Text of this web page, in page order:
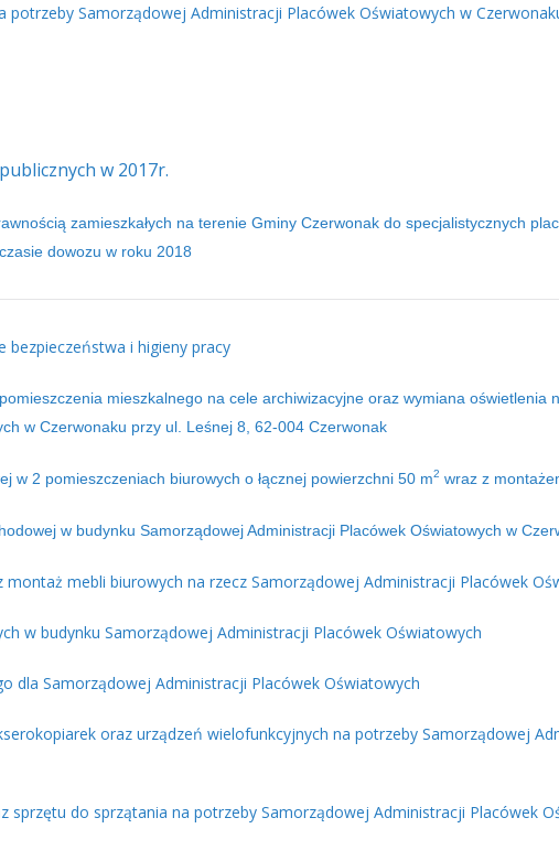
potrzeby Samorządowej Administracji Placówek Oświatowych w
w 2017r.
zamieszkałych na terenie Gminy Czerwonak do specjalistycznych
dowozu w roku 2018
bezpieczeństwa i higieny pracy
mieszkalnego na cele archiwizacyjne oraz wymiana oświetlenia
w Czerwonaku przy ul. Leśnej 8, 62-004 Czerwonak
w 2 pomieszczeniach biurowych o łącznej powierzchni 50 m2 wraz z
w budynku Samorządowej Administracji Placówek Oświatowych w
montaż mebli biurowych na rzecz Samorządowej Administracji Placówek
w budynku Samorządowej Administracji Placówek Oświatowych
dla Samorządowej Administracji Placówek Oświatowych
oraz urządzeń wielofunkcyjnych na potrzeby Samorządowej
sprzętu do sprzątania na potrzeby Samorządowej Administracji Placówek